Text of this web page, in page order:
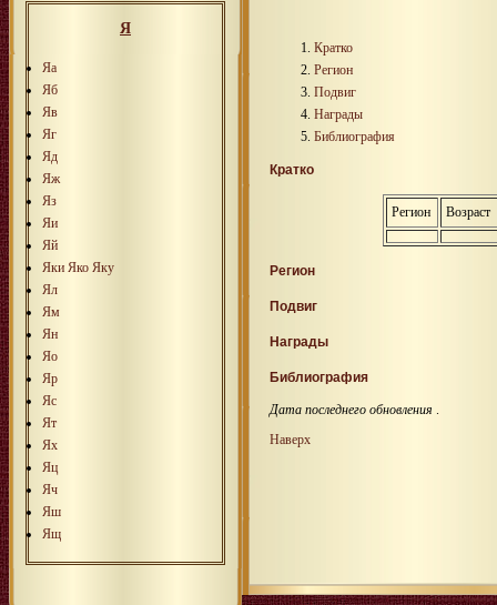
Я
Яа
Яб
Яв
Яг
Яд
Яж
Яз
Яи
Яй
Яки Яко Яку
Ял
Ям
Ян
Яо
Яр
Яс
Ят
Ях
Яц
Яч
Яш
Ящ
Кратко
Регион
Подвиг
Награды
Библиография
Кратко
Регион Возраст
Регион
Подвиг
Награды
Библиография
Дата последнего обновления
Наверх